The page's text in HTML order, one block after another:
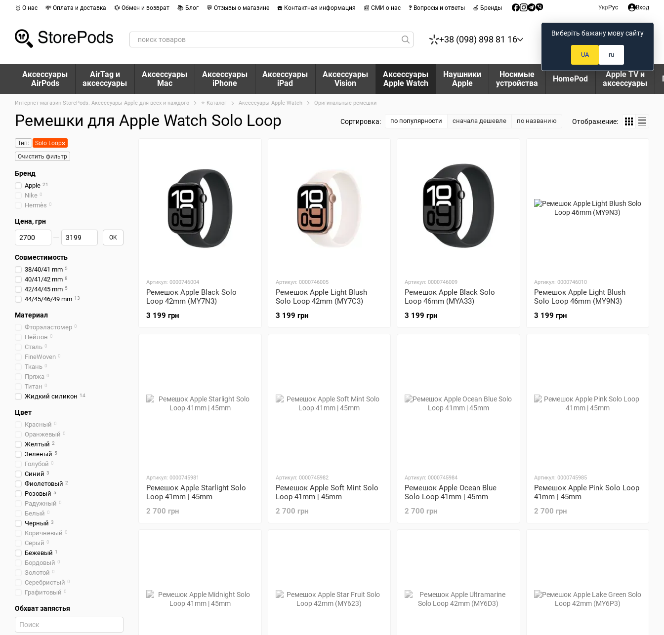
Перейти к основному контенту
🥇 О нас 💸 Оплата и доставка 💱 Обмен и возврат 📚 Блог 💬 Отзывы о магазине ☎️ Контактная информация 📰 СМИ о нас ❓ Вопросы и ответы 🍏 Бренды Укр Рус Вход
+38 (098) 898 81 16 Мой заказ
Аксессуары
AirPods
AirTag и
аксессуары
Аксессуары
Mac
Аксессуары
iPhone
Аксессуары
iPad
Аксессуары
Vision
Аксессуары
Apple Watch
Наушники
Apple
Носимые
устройства
HomePod
Apple TV и
аксессуары
Интернет-магазин StorePods. Аксессуары Apple для всех и каждого ⭐ Каталог Аксессуары Apple Watch Оригинальные ремешки
Ремешки для Apple Watch Solo Loop Сортировка: по популярности сначала дешевле по названию Отображение:
Артикул: 0000746004
Ремешок Apple Black Solo
Loop 42mm (MY7N3)
3 199 грн
Артикул: 0000746005
Ремешок Apple Light Blush
Solo Loop 42mm (MY7C3)
3 199 грн
Артикул: 0000746009
Ремешок Apple Black Solo
Loop 46mm (MYA33)
3 199 грн
Артикул: 0000746010
Ремешок Apple Light Blush
Solo Loop 46mm (MY9N3)
3 199 грн
Артикул: 0000745981
Ремешок Apple Starlight Solo
Loop 41mm | 45mm
2 700 грн
Артикул: 0000745982
Ремешок Apple Soft Mint Solo
Loop 41mm | 45mm
2 700 грн
Артикул: 0000745984
Ремешок Apple Ocean Blue
Solo Loop 41mm | 45mm
2 700 грн
Артикул: 0000745985
Ремешок Apple Pink Solo Loop
41mm | 45mm
2 700 грн
Тип:
Solo Loop
Очистить фильтр
Бренд
Apple 21
Nike 0
Hermès 0
Цена, грн
От Цена, грн
До Цена, грн OK
Совместимость
38/40/41 mm 5
40/41/42 mm 8
42/44/45 mm 5
44/45/46/49 mm 13
Материал
Фторэластомер 0
Нейлон 0
Сталь 0
FineWoven 0
Ткань 0
Пряжа 0
Титан 0
Жидкий силикон 14
Цвет
Красный 0
Оранжевый 0
Желтый 2
Зеленый 5
Голубой 0
Синий 3
Фиолетовый 2
Розовый 5
Радужный 0
Белый 0
Черный 3
Коричневый 0
Серый 0
Бежевый 1
Бордовый 0
Золотой 0
Серебристый 0
Графитовый 0
Обхват запястья
Виберіть бажану мову сайту
UA ru